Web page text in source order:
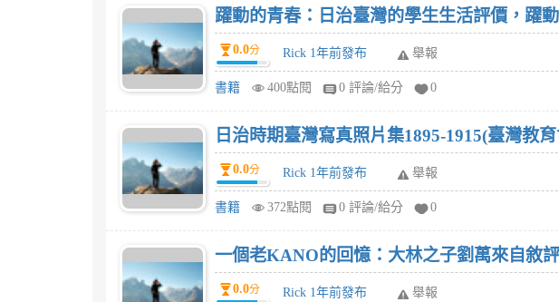
躍動的青春：日治臺灣的學生生活評價，躍
0.0分 Rick 1年前發布 舉報
書籍 400點閱 0 評論/給分 0
日治時期臺灣寫真照片集1895-1915(臺灣教
0.0分 Rick 1年前發布 舉報
書籍 372點閱 0 評論/給分 0
一個老KANO的回憶：大林之子劉萬來自敘
0.0分 Rick 1年前發布 舉報